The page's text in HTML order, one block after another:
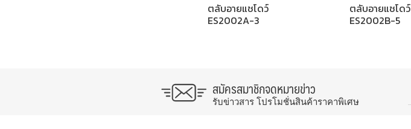
ตลับอายแชโดว์
ES2002A-3
ตลับอายแชโดว์
ES2002B-5
สมัครสมาชิกจดหมายข่าว
รับข่าวสาร โปรโมชั่นสินค้าราคาพิเศษ